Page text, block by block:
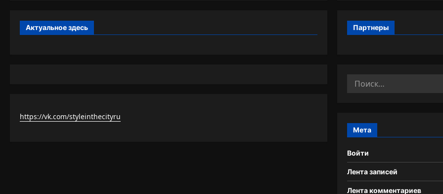
Актуальное здесь
https://vk.com/styleinthecityru
Партнеры
Найти:
Мета
Войти
Лента записей
Лента комментариев